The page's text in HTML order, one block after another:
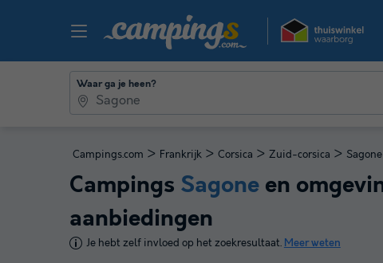
Waar ga je heen?
Campings.com > Frankrijk > Corsica > Zuid-corsica > Sagone
Campings Sagone en
aanbiedingen
Je hebt zelf invloed op het zoekresultaat. Meer weten